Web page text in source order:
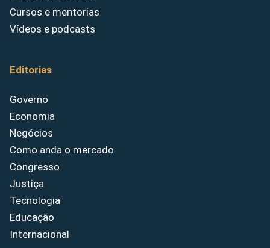
Cursos e mentorias
Vídeos e podcasts
Editorias
Governo
Economia
Negócios
Como anda o mercado
Congresso
Justiça
Tecnologia
Educação
Internacional